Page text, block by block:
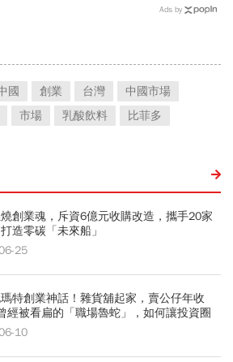
Ads by
國 創業 台灣
中國市場
市場 乳酸飲料 比菲多
創業魂，斥資6億元收購改造，攜手20家
造零碳「未來船」
25
特創業神話！雜貨舖起家，賣公仔年收
經被看扁的「職場魯蛇」，如何讓投資圈
10